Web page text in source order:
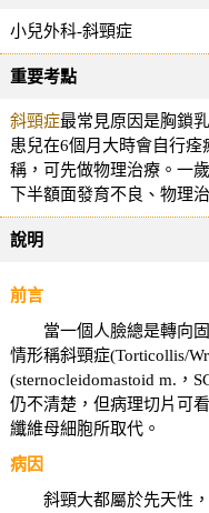
小兒外科-斜頸症
重要考點
斜頸症最常見原因是胸鎖
患兒在6個月大時會自行
稱，可先做物理治療。一
下半額面發育不良、物理
說明
前言
當一個人臉總是轉向固
情形稱斜頸症(Torticollis/
(sternocleidomastoid m.，
仍不清楚，但病理切片可
纖維母細胞所取代。
病因
斜頸大都屬於先天性，